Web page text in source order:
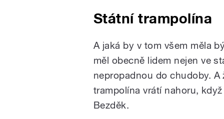
Státní trampolína
A jaká by v tom všem měla
měl obecně lidem nejen ve
nepropadnou do chudoby.
trampolína vrátí nahoru,
Bezděk.